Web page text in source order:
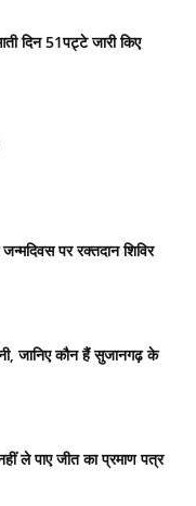
दिन 51पट्टे जारी किए
पर रक्तदान शिविर
जानिए कौन हैं सुजानगढ़ के
ले पाए जीत का प्रमाण पत्र